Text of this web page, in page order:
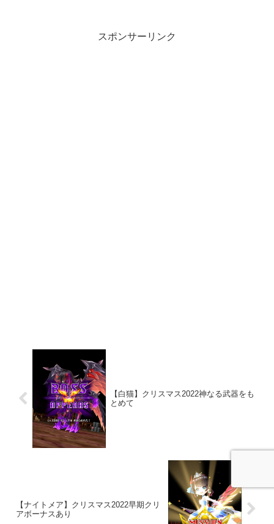
スポンサーリンク
【白猫】クリスマス2022神なる武器をも
とめて
【ナイトメア】クリスマス2022早期クリ
アボーナスあり